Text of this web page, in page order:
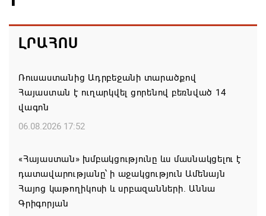
ԼՐԱՀՈՍ
Ռուսաստանից Ադրբեջանի տարածքով
Հայաստան է ուղարկվել ցորենով բեռնված 14
վագոն
06.08.2026 17:52
«Հայաստան» խմբակցությունը ևս մասնակցելու է
դատավարությանը՝ ի աջակցություն Ամենայն
Հայոց կաթողիկոսի և սրբազանների. Աննա
Գրիգորյան